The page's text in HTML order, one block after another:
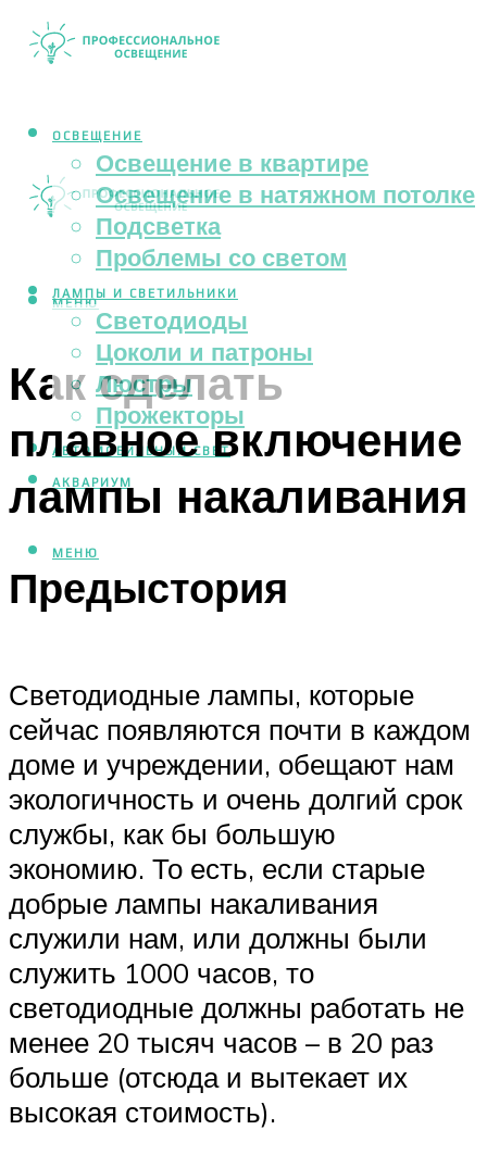
ОСВЕЩЕНИЕ
Освещение в квартире
Освещение в натяжном потолке
Подсветка
Проблемы со светом
ЛАМПЫ И СВЕТИЛЬНИКИ
Светодиоды
Цоколи и патроны
Люстры
Прожекторы
АВТОМОБИЛЬНЫЙ СВЕТ
АКВАРИУМ
МЕНЮ
МЕНЮ
Как сделать
плавное включение
лампы накаливания
Предыстория
Светодиодные лампы, которые
сейчас появляются почти в каждом
доме и учреждении, обещают нам
экологичность и очень долгий срок
службы, как бы большую
экономию. То есть, если старые
добрые лампы накаливания
служили нам, или должны были
служить 1000 часов, то
светодиодные должны работать не
менее 20 тысяч часов – в 20 раз
больше (отсюда и вытекает их
высокая стоимость).